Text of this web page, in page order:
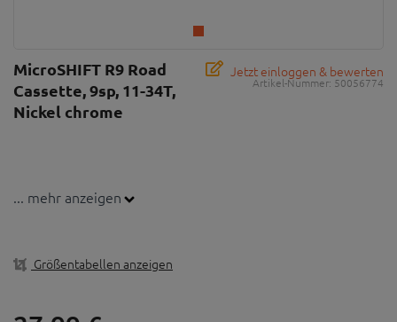
Jetzt einloggen & bewerten
Artikel-Nummer: 50056774
MicroSHIFT R9 Road
Cassette, 9sp, 11-34T,
Nickel chrome
... mehr anzeigen
Größentabellen anzeigen